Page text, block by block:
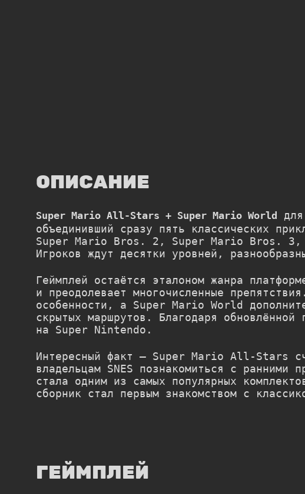
ОПИСАНИЕ
Super Mario All-Stars + Super Mario World
объединивший сразу пять классических
Super Mario Bros. 2 , Super Mario Bros. 3 ,
Игроков ждут десятки уровней,
Геймплей остаётся эталоном жанра
и преодолевает многочисленные
особенности, а Super Mario World
скрытых маршрутов. Благодаря
на Super Nintendo.
Интересный факт — Super Mario All-Stars
владельцам SNES познакомиться с
стала одним из самых популярных
сборник стал первым знакомством с
ГЕЙМПЛЕЙ